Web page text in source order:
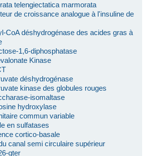
telengiectatica marmorata
de croissance analogue à l'insuline de
CoA déshydrogénase des acides gras à
1,6-diphosphatase
Kinase
déshydrogénase
kinase des globules rouges
isomaltase
hydroxylase
commun variable
en sulfatases
cortico-basale
canal semi circulaire supérieur
qter